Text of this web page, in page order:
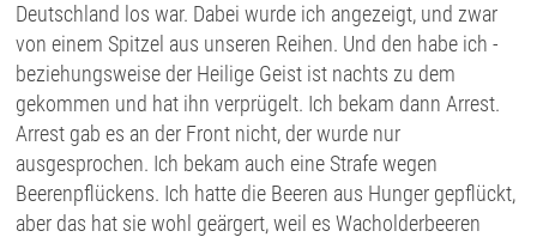
Deutschland los war. Dabei wurde ich angezeigt, und zwar
von einem Spitzel aus unseren Reihen. Und den habe ich -
beziehungsweise der Heilige Geist ist nachts zu dem
gekommen und hat ihn verprügelt. Ich bekam dann Arrest.
Arrest gab es an der Front nicht, der wurde nur
ausgesprochen. Ich bekam auch eine Strafe wegen
Beerenpflückens. Ich hatte die Beeren aus Hunger gepflückt,
aber das hat sie wohl geärgert, weil es Wacholderbeeren